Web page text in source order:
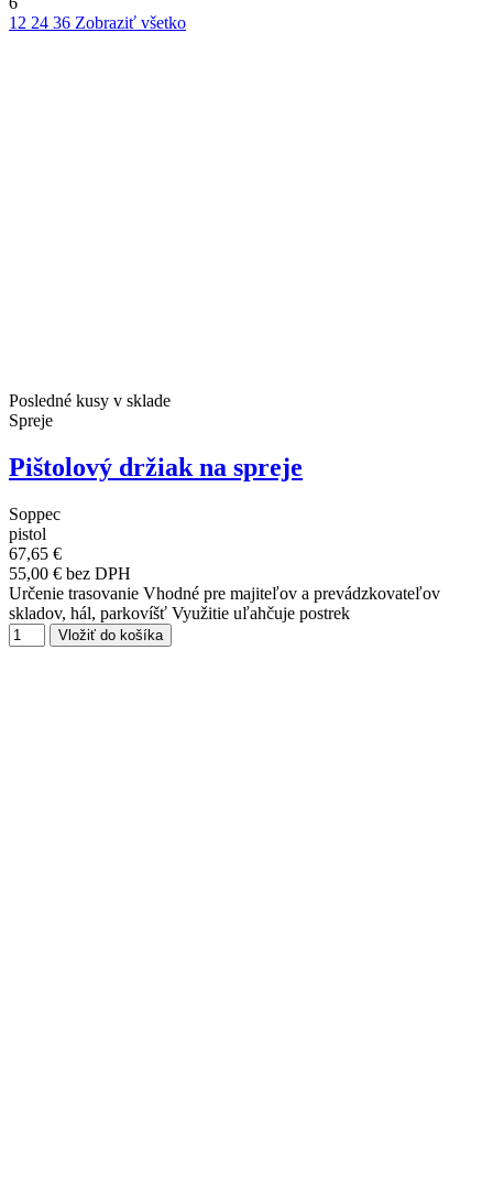
12 24 36 Zobraziť všetko
Posledné kusy v sklade
Spreje
Pištolový držiak na spreje
Soppec
pistol
67,65 €
55,00 € bez DPH
Určenie trasovanie Vhodné pre majiteľov a prevádzkovateľov
skladov, hál, parkovíšť Využitie uľahčuje postrek
Vložiť do košíka